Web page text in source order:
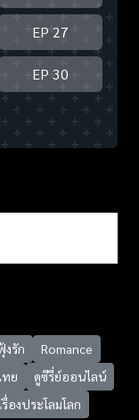
EP 27
EP 30
งรัก
Romance
ทย
ดูซีรี่ย์ออนไลน์
รื่องประโลมโลก